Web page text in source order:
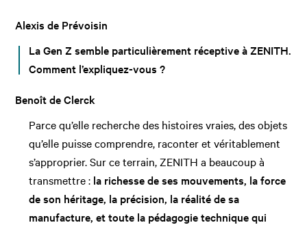
Alexis de Prévoisin
La Gen Z semble particulièrement réceptive à ZENITH.
Comment l’expliquez-vous ?
Benoît de Clerck
Parce qu’elle recherche des histoires vraies, des objets
qu’elle puisse comprendre, raconter et véritablement
s’approprier. Sur ce terrain, ZENITH a beaucoup à
transmettre : la richesse de ses mouvements, la force
de son héritage, la précision, la réalité de sa
manufacture, et toute la pédagogie technique qui